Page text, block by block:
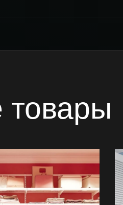
товары